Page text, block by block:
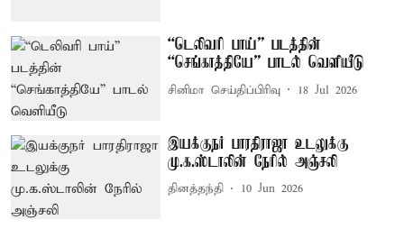
“டெலிவரி பாய்” படத்தின்
“செங்காத்தியே” பாடல் வெளியீடு
சினிமா செய்திப்பிரிவு 18 Jul 2026
இயக்குநர் பாரதிராஜா உடலுக்கு
மு.க.ஸ்டாலின் நேரில் அஞ்சலி
தினத்தந்தி 10 Jun 2026